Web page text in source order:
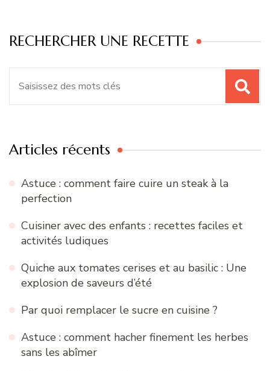
RECHERCHER UNE RECETTE
Articles récents
Astuce : comment faire cuire un steak à la
perfection
Cuisiner avec des enfants : recettes faciles et
activités ludiques
Quiche aux tomates cerises et au basilic : Une
explosion de saveurs d’été
Par quoi remplacer le sucre en cuisine ?
Astuce : comment hacher finement les herbes
sans les abîmer